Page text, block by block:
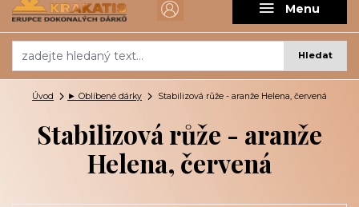
Menu
Hledat
Úvod ► Oblíbené dárky Stabilizová růže - aranže Helena, červená
Stabilizová růže - aranže
Helena, červená